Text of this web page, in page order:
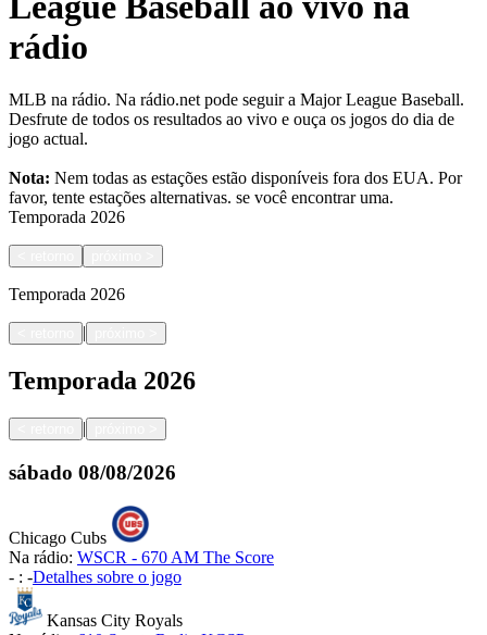
rádio
MLB na rádio. Na rádio.net pode seguir a Major League Baseball.
Desfrute de todos os resultados ao vivo e ouça os jogos do dia de
jogo actual.
Nota: Nem todas as estações estão disponíveis fora dos EUA. Por
favor, tente estações alternativas. se você encontrar uma.
Temporada 2026
Temporada 2026
|
Temporada 2026
|
sábado 08/08/2026
Chicago Cubs
Na rádio: WSCR - 670 AM The Score
- : -Detalhes sobre o jogo
Kansas City Royals